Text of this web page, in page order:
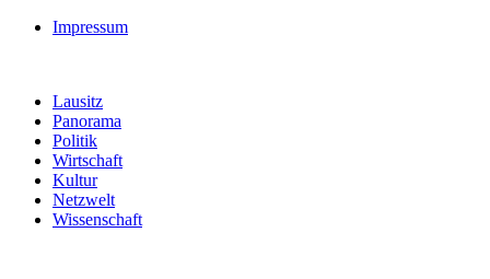
Impressum
Lausitz
Panorama
Politik
Wirtschaft
Kultur
Netzwelt
Wissenschaft